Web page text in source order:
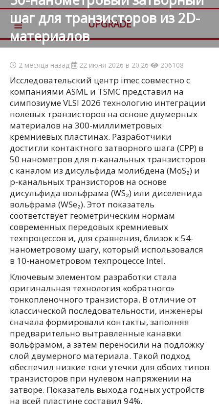
≡ UPGRADE
шаг для транзисторов из 2D-
материалов
2 месяца назад 22 июня 2026 в 20:26 206108
Исследовательский центр imec совместно с
компаниями ASML и TSMC представил на
симпозиуме VLSI 2026 технологию интеграции
полевых транзисторов на основе двумерных
материалов на 300-миллиметровых
кремниевых пластинах. Разработчики
достигли контактного затворного шага (CPP) в
50 нанометров для n-канальных транзисторов
с каналом из дисульфида молибдена (MoS₂) и
p-канальных транзисторов на основе
дисульфида вольфрама (WS₂) или диселенида
вольфрама (WSe₂). Этот показатель
соответствует геометрическим нормам
современных передовых кремниевых
техпроцессов и, для сравнения, близок к 54-
нанометровому шагу, который использовался
в 10-нанометровом техпроцессе Intel.
Ключевым элементом разработки стала
оригинальная технология «обратного»
тонкопленочного транзистора. В отличие от
классической последовательности, инженеры
сначала формировали контакты, заполняя
предварительно вытравленные канавки
вольфрамом, а затем переносили на подложку
слой двумерного материала. Такой подход
обеспечил низкие токи утечки для обоих типов
транзисторов при нулевом напряжении на
затворе. Показатель выхода годных устройств
на всей пластине составил 94%.